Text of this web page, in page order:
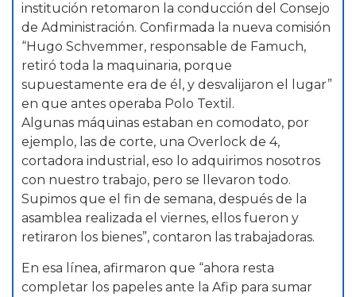
institución retomaron la conducción del Consejo
de Administración. Confirmada la nueva comisión
“Hugo Schvemmer, responsable de Famuch,
retiró toda la maquinaria, porque
supuestamente era de él, y desvalijaron el lugar”
en que antes operaba Polo Textil.
Algunas máquinas estaban en comodato, por
ejemplo, las de corte, una Overlock de 4,
cortadora industrial, eso lo adquirimos nosotros
con nuestro trabajo, pero se llevaron todo.
Supimos que el fin de semana, después de la
asamblea realizada el viernes, ellos fueron y
retiraron los bienes”, contaron las trabajadoras.
En esa línea, afirmaron que “ahora resta
completar los papeles ante la Afip para sumar